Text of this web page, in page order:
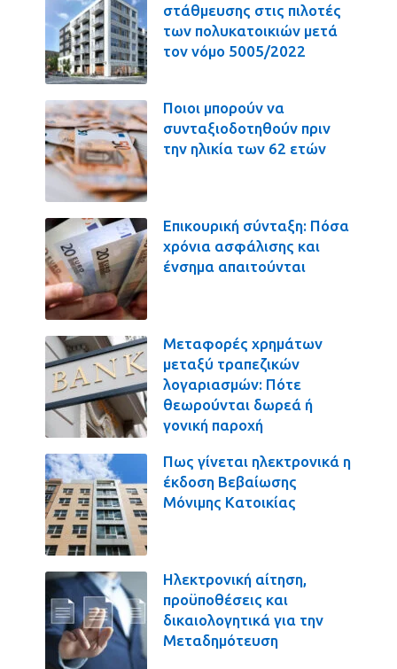
στάθμευσης στις πιλοτές
των πολυκατοικιών μετά
τον νόμο 5005/2022
Ποιοι μπορούν να
συνταξιοδοτηθούν πριν
την ηλικία των 62 ετών
Επικουρική σύνταξη: Πόσα
χρόνια ασφάλισης και
ένσημα απαιτούνται
Μεταφορές χρημάτων
μεταξύ τραπεζικών
λογαριασμών: Πότε
θεωρούνται δωρεά ή
γονική παροχή
Πως γίνεται ηλεκτρονικά η
έκδοση Βεβαίωσης
Μόνιμης Κατοικίας
Ηλεκτρονική αίτηση,
προϋποθέσεις και
δικαιολογητικά για την
Μεταδημότευση